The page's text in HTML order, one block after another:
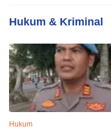
Hukum & Kriminal
Hukum